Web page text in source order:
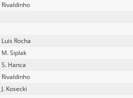
Rivaldinho
Luis Rocha
M. Siplak
S. Hanca
Rivaldinho
J. Kosecki